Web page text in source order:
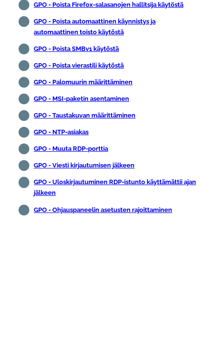
GPO - Poista Firefox-salasanojen hallitsija käytöstä
GPO - Poista automaattinen käynnistys ja
automaattinen toisto käytöstä
GPO - Poista SMBv1 käytöstä
GPO - Poista vierastili käytöstä
GPO - Palomuurin määrittäminen
GPO - MSI-paketin asentaminen
GPO - Taustakuvan määrittäminen
GPO - NTP-asiakas
GPO - Muuta RDP-porttia
GPO - Viesti kirjautumisen jälkeen
GPO - Uloskirjautuminen RDP-istunto käyttämättii ajan
jälkeen
GPO - Ohjauspaneelin asetusten rajoittaminen